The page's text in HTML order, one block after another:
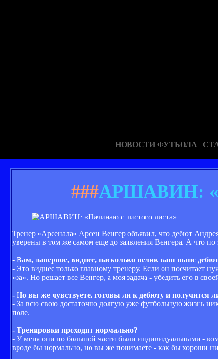
НОВОСТИ ФУТБОЛА |
###АРШАВИН:
Тренер «Арсенала» Арсен Венгер объявил, что дебют
уверены в том же самом еще до заявления Венгера. А что
- Вам, наверное, виднее, насколько велик ваш шанс
- Это виднее только главному тренеру. Если он посчитает
«за». Но решает все Венгер, а моя задача - убедить его в
- Но вы же чувствуете, готовы ли к дебюту и получится
- За всю свою достаточно долгую уже футбольную жизнь
поле.
- Тренировки проходят нормально?
- У меня они по большой части были индивидуальными -
вроде бы нормально, но вы же понимаете - как бы хороши ни